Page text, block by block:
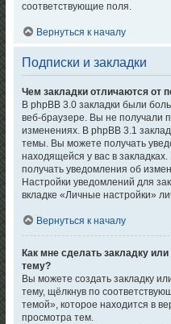
соответствующие поля.
Вернуться к началу
Подписки и закладки
Чем закладки отличаются от
В phpBB 3.0 закладки были
веб-браузере. Вы не получали
изменениях. В phpBB 3.1
темы. Вы можете получать
находящейся у вас в
получать уведомления об
Настройки уведомлений для
вкладке «Личные настройки»
Вернуться к началу
Как мне сделать закладку
тему?
Вы можете создать закладку
тему, щёлкнув по
темой», которое находится в
просмотра тем.